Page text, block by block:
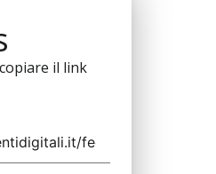
il link